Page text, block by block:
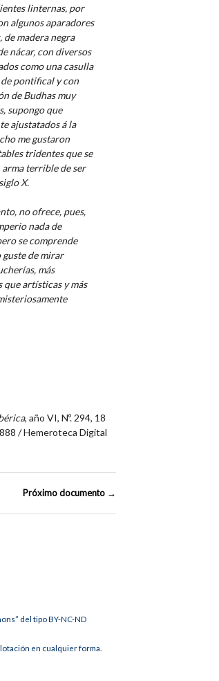
linternas, por
algunos aparadores
de madera negra
nácar, con diversos
como una casulla
pontifical y con
de Budhas muy
supongo que
ajustatados á la
me gustaron
tridentes que se
terrible de ser
X.
no ofrece, pues,
nada de
se comprende
guste de mirar
más
que artísticas y más
, año VI, Nº. 294, 18
/ Hemeroteca Digital
Próximo documento →
del tipo BY-NC-ND
en cualquier forma.